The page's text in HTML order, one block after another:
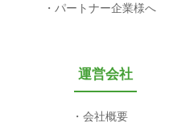
パートナー企業様へ
運営会社
会社概要